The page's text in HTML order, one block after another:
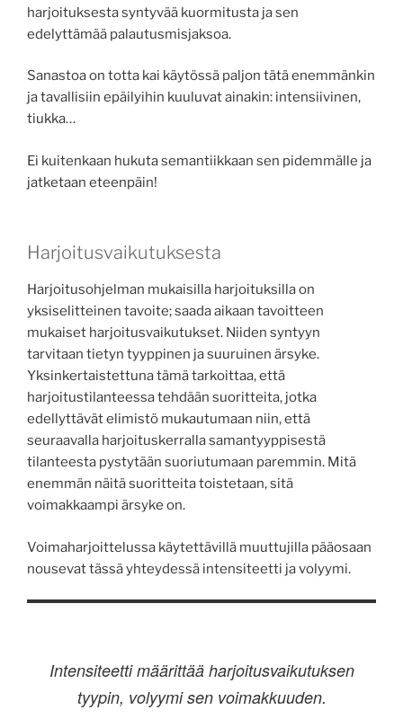
harjoituksesta syntyvää kuormitusta ja sen
edelyttämää palautusmisjaksoa.
Sanastoa on totta kai käytössä paljon tätä enemmänkin
ja tavallisiin epäilyihin kuuluvat ainakin: intensiivinen,
tiukka…
Ei kuitenkaan hukuta semantiikkaan sen pidemmälle ja
jatketaan eteenpäin!
Harjoitusvaikutuksesta
Harjoitusohjelman mukaisilla harjoituksilla on
yksiselitteinen tavoite; saada aikaan tavoitteen
mukaiset harjoitusvaikutukset. Niiden syntyyn
tarvitaan tietyn tyyppinen ja suuruinen ärsyke.
Yksinkertaistettuna tämä tarkoittaa, että
harjoitustilanteessa tehdään suoritteita, jotka
edellyttävät elimistö mukautumaan niin, että
seuraavalla harjoituskerralla samantyyppisestä
tilanteesta pystytään suoriutumaan paremmin. Mitä
enemmän näitä suoritteita toistetaan, sitä
voimakkaampi ärsyke on.
Voimaharjoittelussa käytettävillä muuttujilla pääosaan
nousevat tässä yhteydessä intensiteetti ja volyymi.
Intensiteetti määrittää harjoitusvaikutuksen
tyypin, volyymi sen voimakkuuden.